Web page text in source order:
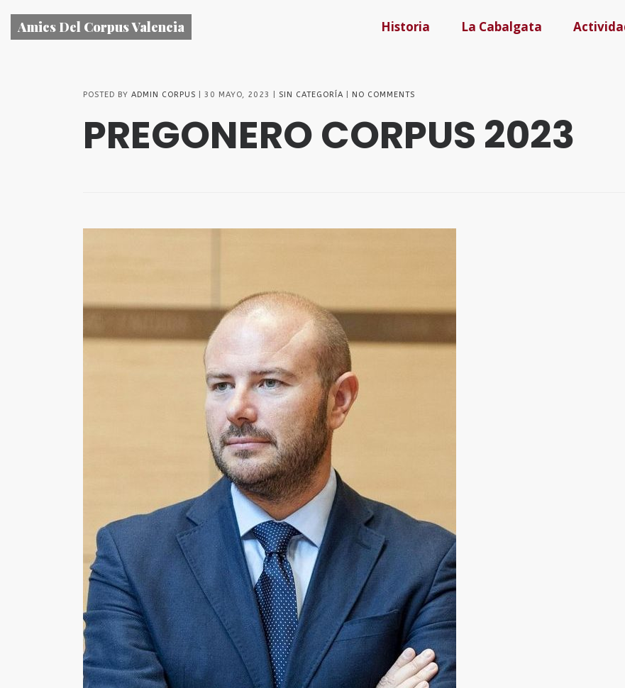
Amics Del Corpus Valencia Historia La Cabalgata
POSTED BY ADMIN CORPUS 30 MAYO, 2023 SIN CATEGORÍA NO COMMENTS
PREGONERO CORPUS 2023